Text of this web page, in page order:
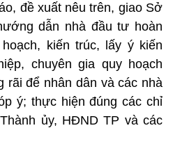
đề xuất nêu trên, giao Sở
dẫn nhà đầu tư hoàn
kiến trúc, lấy ý kiến
chuyên gia quy hoạch
rãi để nhân dân và các nhà
ý; thực hiện đúng các chỉ
ủy, HĐND TP và các